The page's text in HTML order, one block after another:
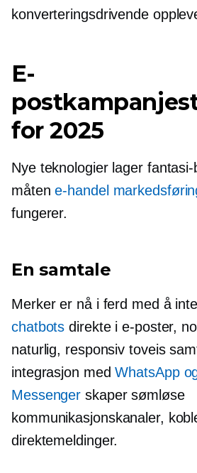
konverteringsdrivende
E-
for 2025
Nye teknologier lager fantasi-
måtene-handel
fungerer.
En samtale
Merker er nå i ferd med å
chatbots direkte i e-poster,
naturlig, responsiv toveis
integrasjon medWhatsApp
Messenger skaper sømløse
kommunikasjonskanaler,
direktemeldinger.